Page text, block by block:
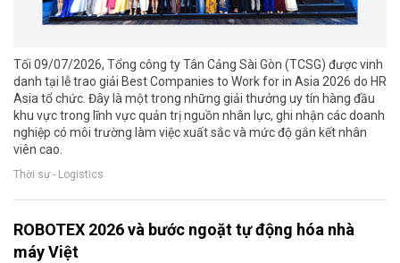
Tối 09/07/2026, Tổng công ty Tân Cảng Sài Gòn (TCSG) được vinh
danh tại lễ trao giải Best Companies to Work for in Asia 2026 do HR
Asia tổ chức. Đây là một trong những giải thưởng uy tín hàng đầu
khu vực trong lĩnh vực quản trị nguồn nhân lực, ghi nhận các doanh
nghiệp có môi trường làm việc xuất sắc và mức độ gắn kết nhân
viên cao.
Thời sự - Logistics
ROBOTEX 2026 và bước ngoặt tự động hóa nhà
máy Việt